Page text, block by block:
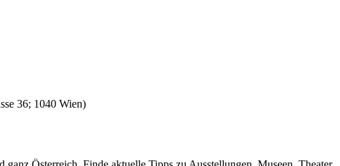
36; 1040 Wien)